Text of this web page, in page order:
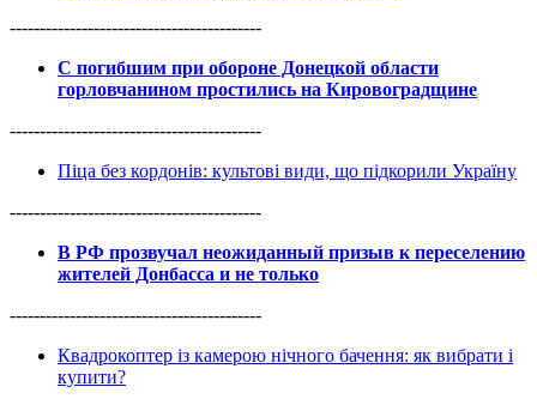
------------------------------------------
С погибшим при обороне Донецкой области
горловчанином простились на Кировоградщине
------------------------------------------
Піца без кордонів: культові види, що підкорили Україну
------------------------------------------
В РФ прозвучал неожиданный призыв к переселению
жителей Донбасса и не только
------------------------------------------
Квадрокоптер із камерою нічного бачення: як вибрати і
купити?